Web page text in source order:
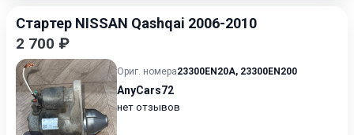
Стартер NISSAN Qashqai 2006-2010
2 700 ₽
Ориг. номера23300EN20A, 23300EN200
AnyCars72
нет отзывов